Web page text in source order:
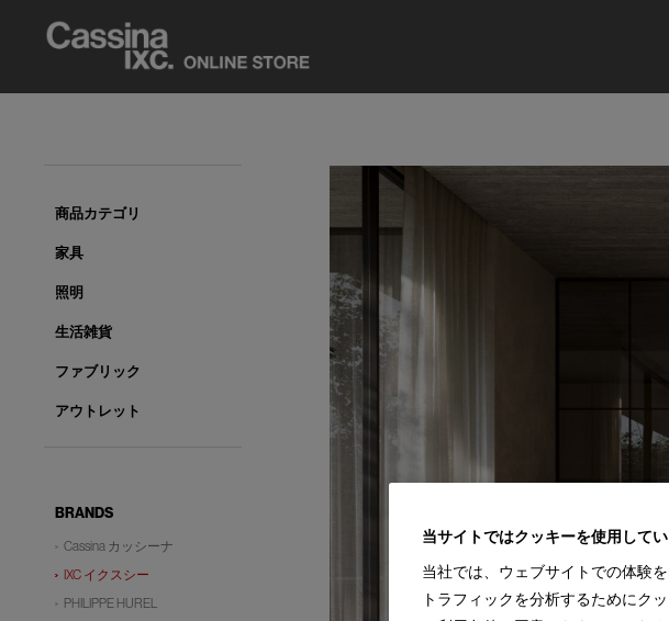
商品カテゴリ
家具
照明
生活雑貨
ファブリック
アウトレット
BRANDS
Cassina カッシーナ
IXC イクスシー
PHILIPPE HUREL
当サイトではクッキーを使用して
当社では、ウェブサイトでの体験
トラフィックを分析するためにク